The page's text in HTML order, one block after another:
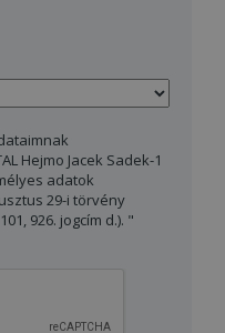
Hejmo Jacek Sadek-1
adatok
29-i törvény
926. jogcím d.). "